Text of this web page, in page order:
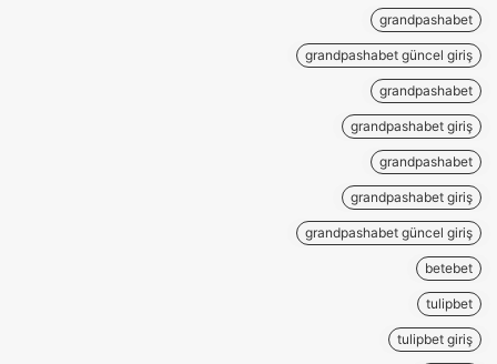
grandpashabet
grandpashabet güncel giriş
grandpashabet
grandpashabet giriş
grandpashabet
grandpashabet giriş
grandpashabet güncel giriş
betebet
tulipbet
tulipbet giriş